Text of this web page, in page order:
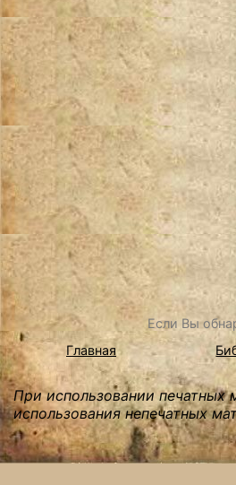
Если Вы
Главная
При использовании печатных
использования непечатных